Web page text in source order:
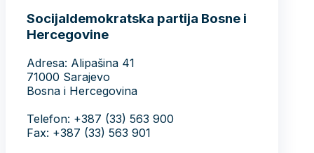
Socijaldemokratska partija Bosne i
Hercegovine
Adresa: Alipašina 41
71000 Sarajevo
Bosna i Hercegovina
Telefon: +387 (33) 563 900
Fax: +387 (33) 563 901